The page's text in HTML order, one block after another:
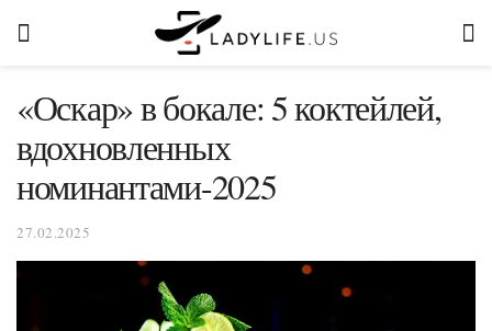
«Оскар» в бокале: 5 коктейлей,
вдохновленных
номинантами-2025
27.02.2025